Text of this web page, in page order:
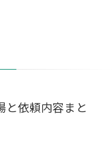
と依頼内容まと